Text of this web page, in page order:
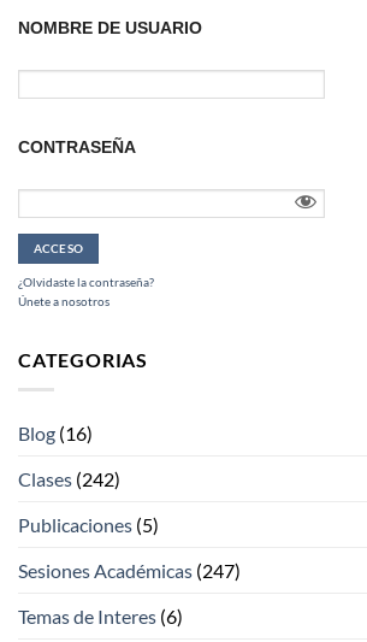
NOMBRE DE USUARIO
CONTRASEÑA
¿Olvidaste la contraseña?
Únete a nosotros
CATEGORIAS
Blog (16)
Clases (242)
Publicaciones (5)
Sesiones Académicas (247)
Temas de Interes (6)